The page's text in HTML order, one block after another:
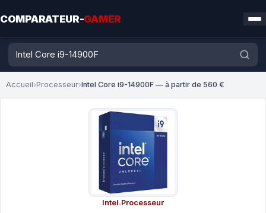
COMPARATEUR-GAMER
Accueil›Processeur›Intel Core i9-14900F — à partir de 560 €
Intel·Processeur